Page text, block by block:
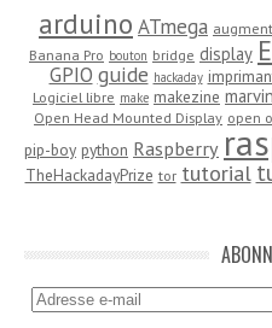
arduino ATmega
Banana Pro bouton bridge display
GPIO guide hackaday
Logiciel libre make makezine marvin
Open Head Mounted Display open
pip-boy python Raspberry
TheHackadayPrize tor tutorial
Adresse